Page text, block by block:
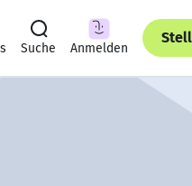
Suche Anmelden